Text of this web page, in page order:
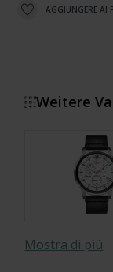
AGGIUNGERE AI
Weitere
Mostra di più